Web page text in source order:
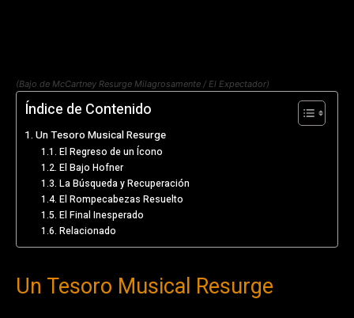
(Bajo de McCartney Resurge Milagrosamente / El Expectador)
Índice de Contenido
Un Tesoro Musical Resurge
El Regreso de un Ícono
El Bajo Hofner
La Búsqueda y Recuperación
El Rompecabezas Resuelto
El Final Inesperado
Relacionado
Un Tesoro Musical Resurge